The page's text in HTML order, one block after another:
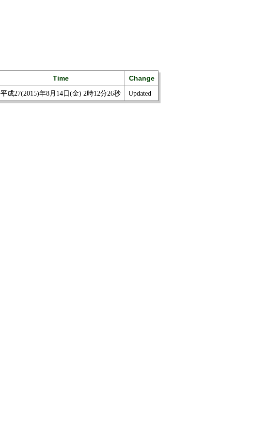
Time
Change
平成27(2015)年8月14日(金) 2時12分26秒 Updated